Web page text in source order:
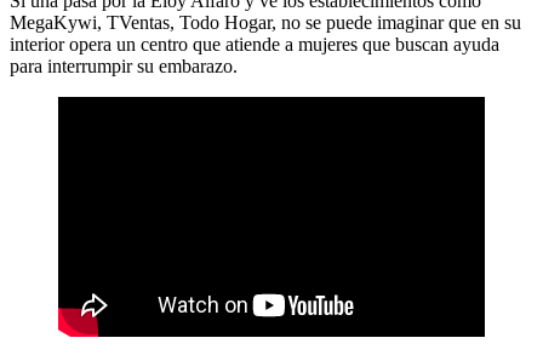
MegaKywi, TVentas, Todo Hogar, no se puede imaginar que en su
interior opera un centro que atiende a mujeres que buscan ayuda
para interrumpir su embarazo.